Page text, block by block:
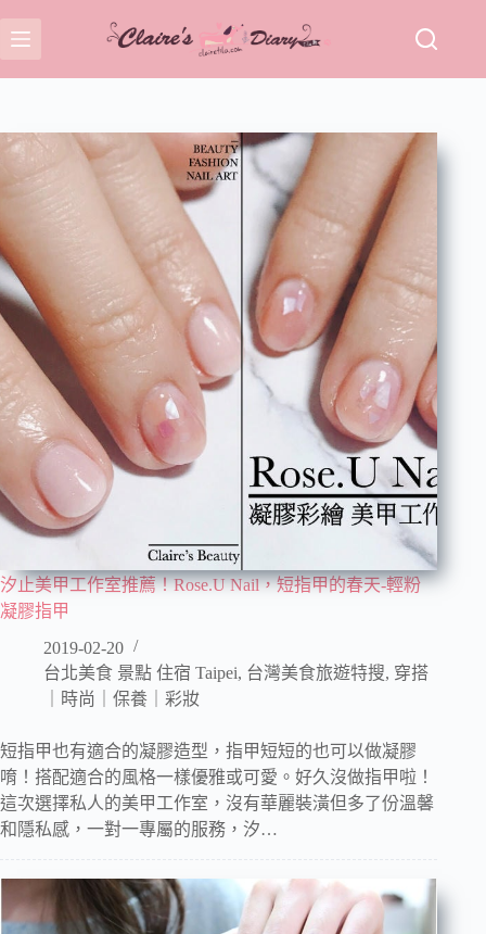
至
主
容
汐止美甲工作室推薦！Rose.U Nail，短指甲的春天-輕粉
凝膠指甲
2019-02-20
台北美食 景點 住宿 Taipei, 台灣美食旅遊特搜, 穿搭
｜時尚｜保養｜彩妝
短指甲也有適合的凝膠造型，指甲短短的也可以做凝膠
唷！搭配適合的風格一樣優雅或可愛。好久沒做指甲啦！
這次選擇私人的美甲工作室，沒有華麗裝潢但多了份溫馨
和隱私感，一對一專屬的服務，汐…